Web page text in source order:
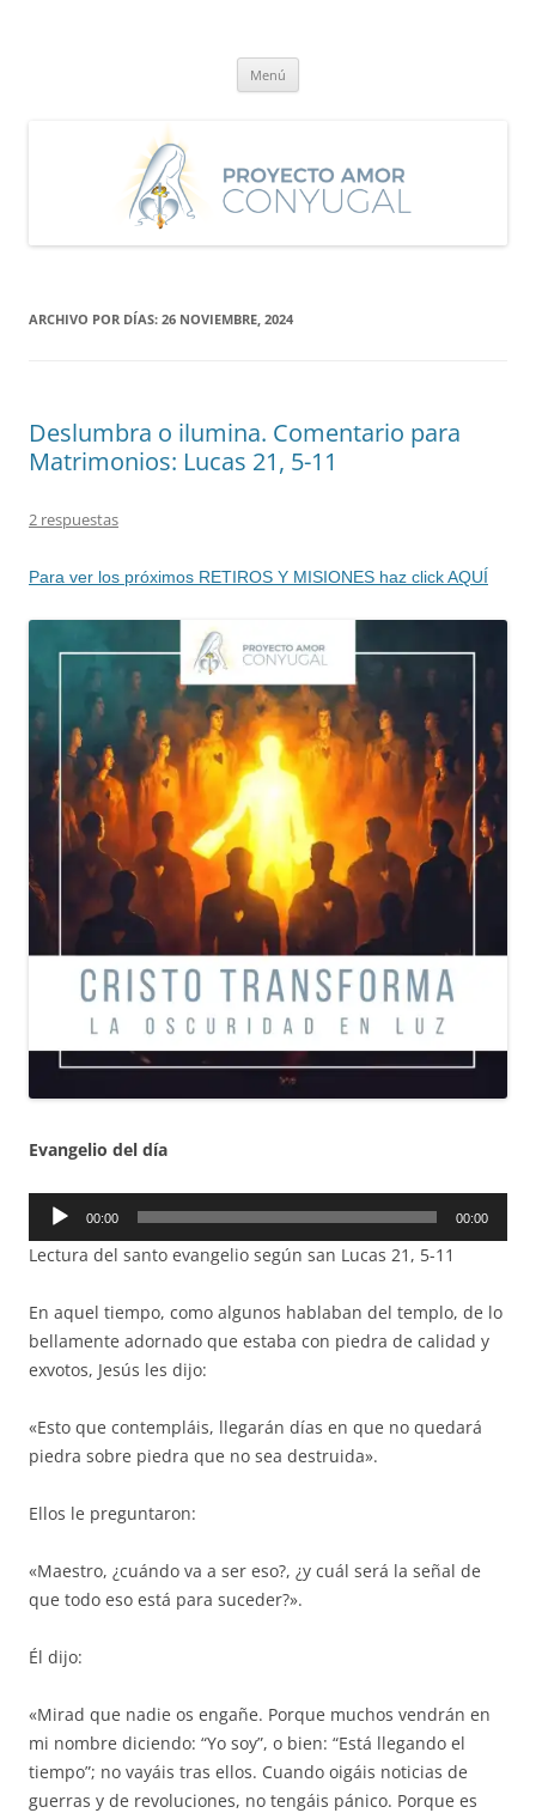
Menú
ARCHIVO POR DÍAS: 26 NOVIEMBRE, 2024
Deslumbra o ilumina. Comentario para
Matrimonios: Lucas 21, 5-11
2 respuestas
Para ver los próximos RETIROS Y MISIONES haz click AQUÍ
Evangelio del día
Reproductor
audio
00:00 00:00
Lectura del santo evangelio según san Lucas 21, 5-11
En aquel tiempo, como algunos hablaban del templo, de lo
bellamente adornado que estaba con piedra de calidad y
exvotos, Jesús les dijo:
«Esto que contempláis, llegarán días en que no quedará
piedra sobre piedra que no sea destruida».
Ellos le preguntaron:
«Maestro, ¿cuándo va a ser eso?, ¿y cuál será la señal de
que todo eso está para suceder?».
Él dijo:
«Mirad que nadie os engañe. Porque muchos vendrán en
mi nombre diciendo: “Yo soy”, o bien: “Está llegando el
tiempo”; no vayáis tras ellos. Cuando oigáis noticias de
guerras y de revoluciones, no tengáis pánico. Porque es